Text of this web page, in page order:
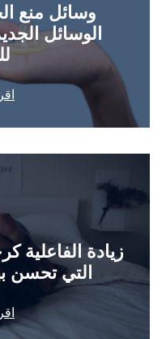
وسائل منع
الوسائل
زيادة الفاعلية
التي تحسن